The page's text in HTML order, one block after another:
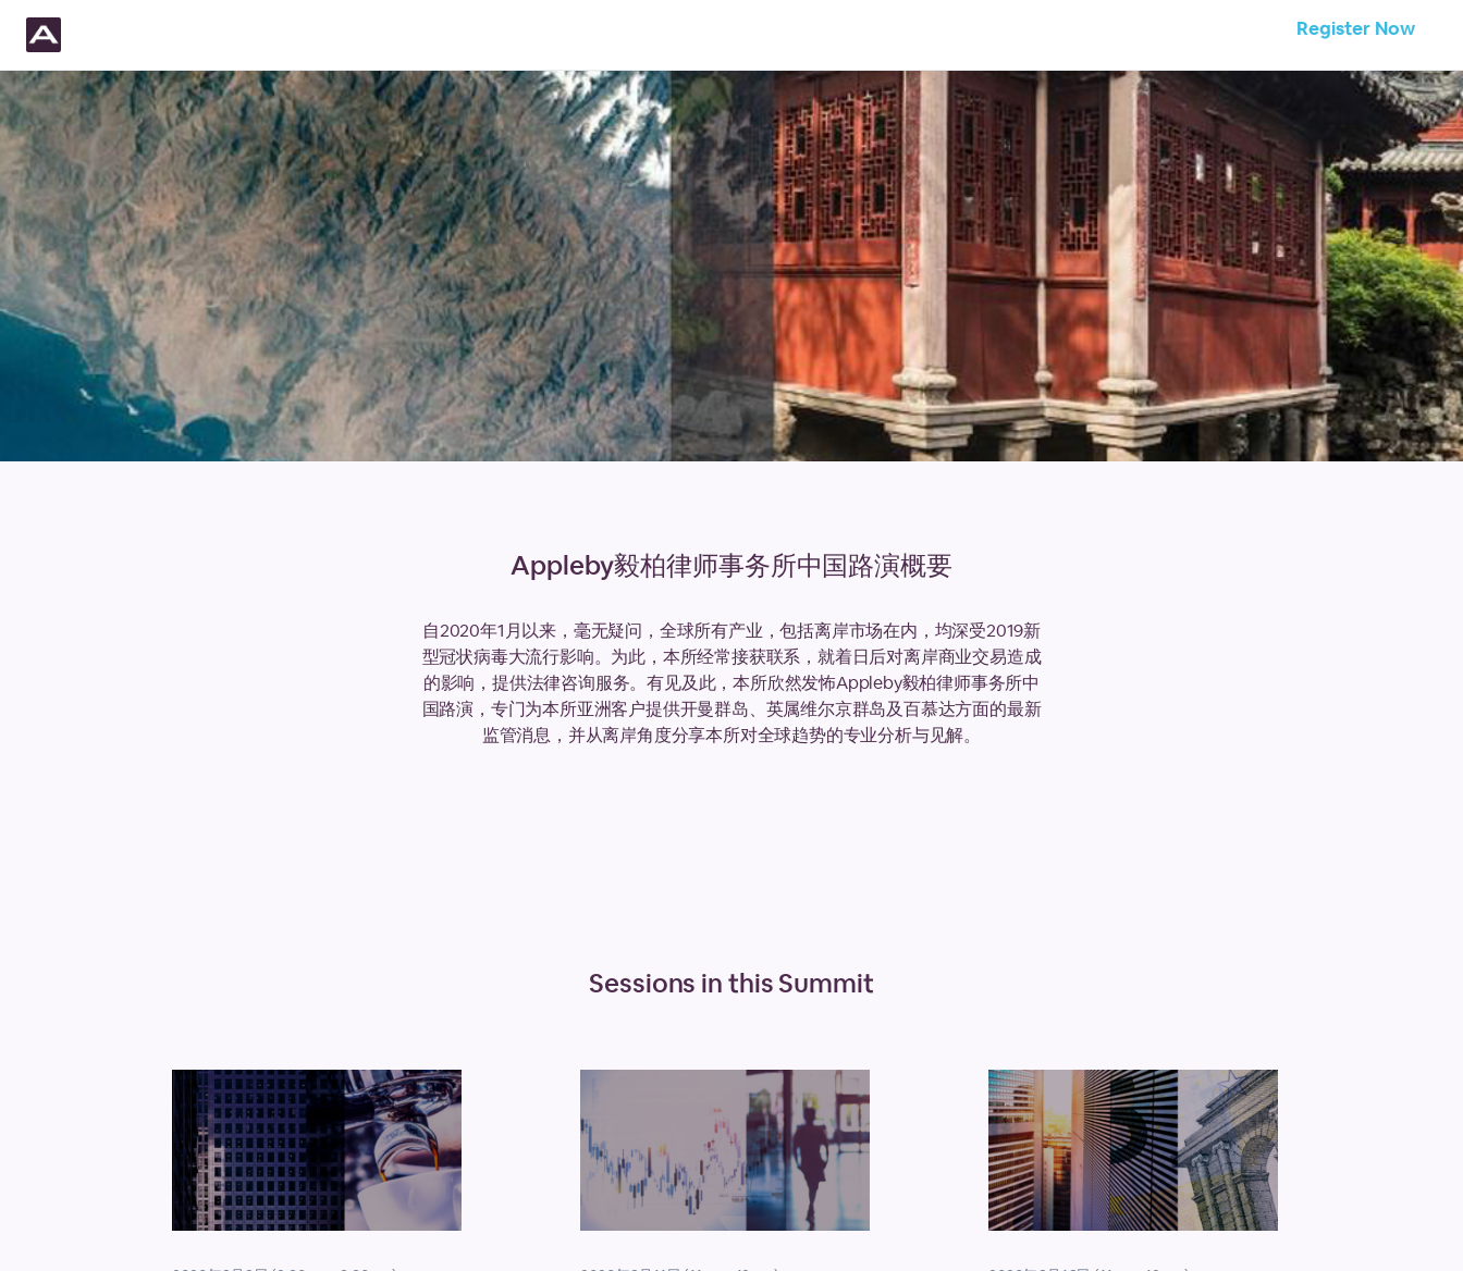
Register Now
Appleby毅柏律师事务所中国路演概要
自2020年1月以来，毫无疑问，全球所有产业，包括离岸市场在内，均深受2019新
型冠状病毒大流行影响。为此，本所经常接获联系，就着日后对离岸商业交易造成
的影响，提供法律咨询服务。有见及此，本所欣然发怖Appleby毅柏律师事务所中
国路演，专门为本所亚洲客户提供开曼群岛、英属维尔京群岛及百慕达方面的最新
监管消息，并从离岸角度分享本所对全球趋势的专业分析与见解。
Sessions in thisSummit